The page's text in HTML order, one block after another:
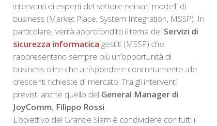
interventi di esperti del settore nei vari modelli di
business (Market Place, System Integration, MSSP). In
particolare, verrà approfondito il tema dei Servizi di
sicurezza informatica gestiti (MSSP) che
rappresentano sempre più un’opportunità di
business oltre che a rispondere concretamente alle
crescenti richieste di mercato. Tra gli interventi
previsti anche quello del General Manager di
JoyComm, Filippo Rossi.
L’obiettivo del Grande Slam è condividere con tutti i